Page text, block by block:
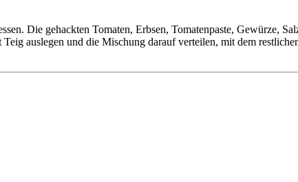
Die gehackten Tomaten, Erbsen, Tomatenpaste, Gewürze,
auslegen und die Mischung darauf verteilen, mit dem